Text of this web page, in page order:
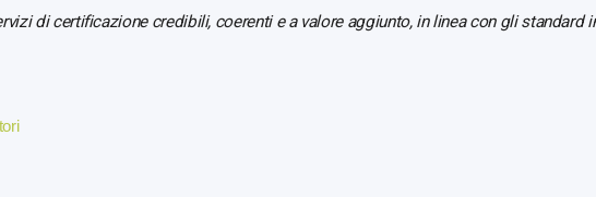
di certificazione credibili, coerenti e a valore aggiunto, in linea con gli standard